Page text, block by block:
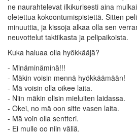
ne naurahtelevat ilkikurisesti aina
oletettua kokoontumispistettä. Sitten
minuuttia, ja kissoja alkaa olla sen
neuvottelut taktiikasta ja pelipaikoista.
Kuka haluaa olla hyökkääjä?
- Minäminäminä!!!
- Mäkin voisin mennä hyökkäämään!
- Mä voisin olla oikee laita.
- Niin mäkin olisin mieluiten laidassa.
- Okei, no mä oon sitte vasen laita.
- Mä voin olla sentteri.
- Ei mulle oo niin väliä.